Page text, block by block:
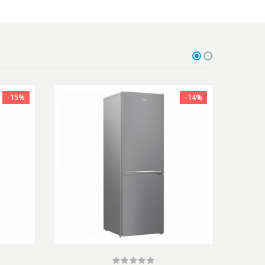
-15% -14%